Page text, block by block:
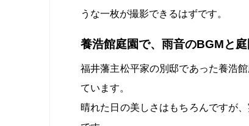
うな一枚が撮影できるはずです。
養浩館庭園で、雨音のBGMと
福井藩主松平家の別邸であった養浩
ています。
晴れた日の美しさはもちろんですが